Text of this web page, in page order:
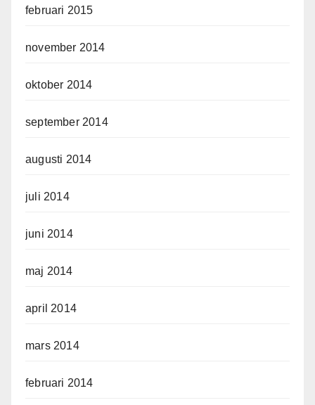
februari 2015
november 2014
oktober 2014
september 2014
augusti 2014
juli 2014
juni 2014
maj 2014
april 2014
mars 2014
februari 2014